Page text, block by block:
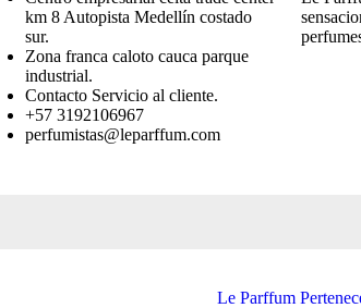
km 8 Autopista Medellín costado
sur.
Zona franca caloto cauca parque
industrial.
Contacto Servicio al cliente.
+57 3192106967
perfumistas@leparffum.com
Le Parffum